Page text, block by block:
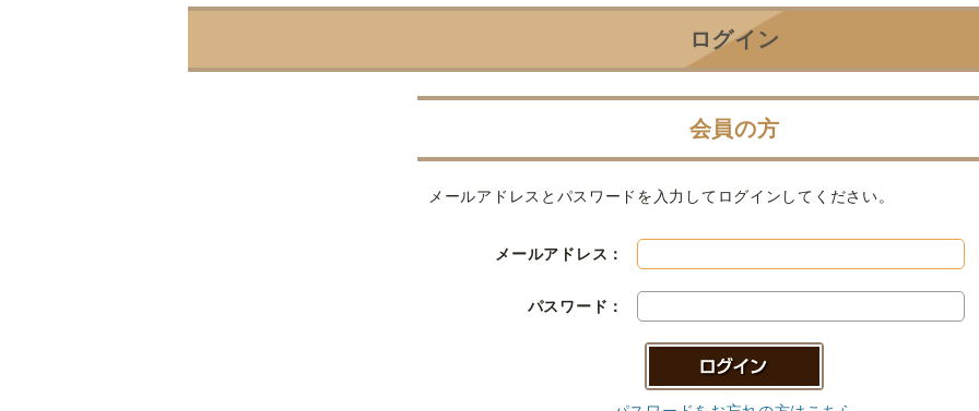
ログイン
会員の方
メールアドレスとパスワードを入力してログインしてください。
メールアドレス：
パスワード：